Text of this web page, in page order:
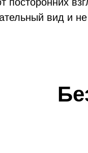
вид и